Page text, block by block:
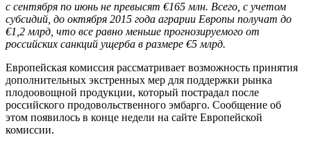
с сентября по июнь не превысят €165 млн. Всего, с учетом
субсидий, до октября 2015 года аграрии Европы получат до
€1,2 млрд, что все равно меньше прогнозируемого от
российских санкций ущерба в размере €5 млрд.
Европейская комиссия рассматривает возможность принятия
дополнительных экстренных мер для поддержки рынка
плодоовощной продукции, который пострадал после
российского продовольственного эмбарго. Сообщение об
этом появилось в конце недели на сайте Европейской
комиссии.